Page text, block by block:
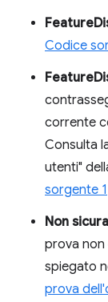
Codice
corrente
Consulta
utenti"
sorgente 1
Non sicura
prova non
spiegato
prova